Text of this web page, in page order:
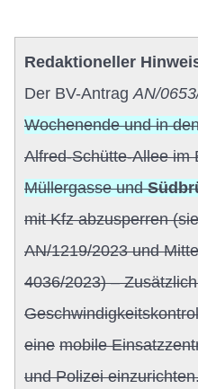
Redaktioneller
Der BV-Antrag AN/
Wochenende und in
Alfred-Schütte-Allee im
Müllergasse und
mit Kfz abzusperren
AN/1219/2023 und
4036/2023) –
eine mobile
und Polizei